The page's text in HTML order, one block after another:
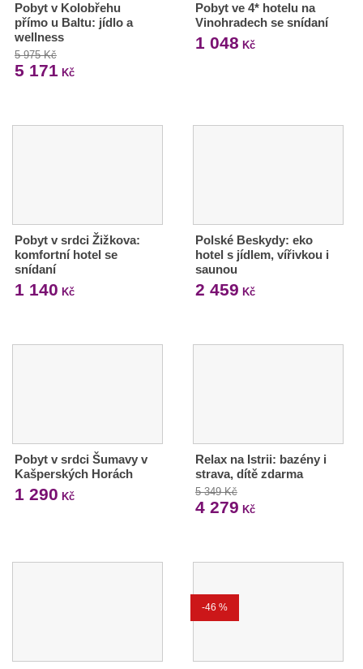
Pobyt v Kolobřehu
přímo u Baltu: jídlo a
wellness
5 975 Kč
5 171 Kč
Pobyt ve 4* hotelu na
Vinohradech se snídaní
1 048 Kč
Pobyt v srdci Žižkova:
komfortní hotel se
snídaní
1 140 Kč
Polské Beskydy: eko
hotel s jídlem, vířivkou i
saunou
2 459 Kč
Pobyt v srdci Šumavy v
Kašperských Horách
1 290 Kč
Relax na Istrii: bazény i
strava, dítě zdarma
5 349 Kč
4 279 Kč
-46 %